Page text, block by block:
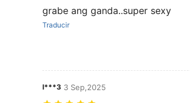
grabe ang ganda..super sexy
Traducir
l***3 3 Sep,2025